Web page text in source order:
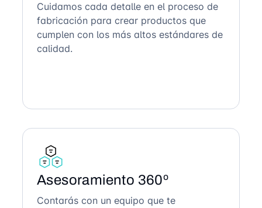
Cuidamos cada detalle en el proceso de
fabricación para crear productos que
cumplen con los más altos estándares de
calidad.
Asesoramiento 360º
Contarás con un equipo que te